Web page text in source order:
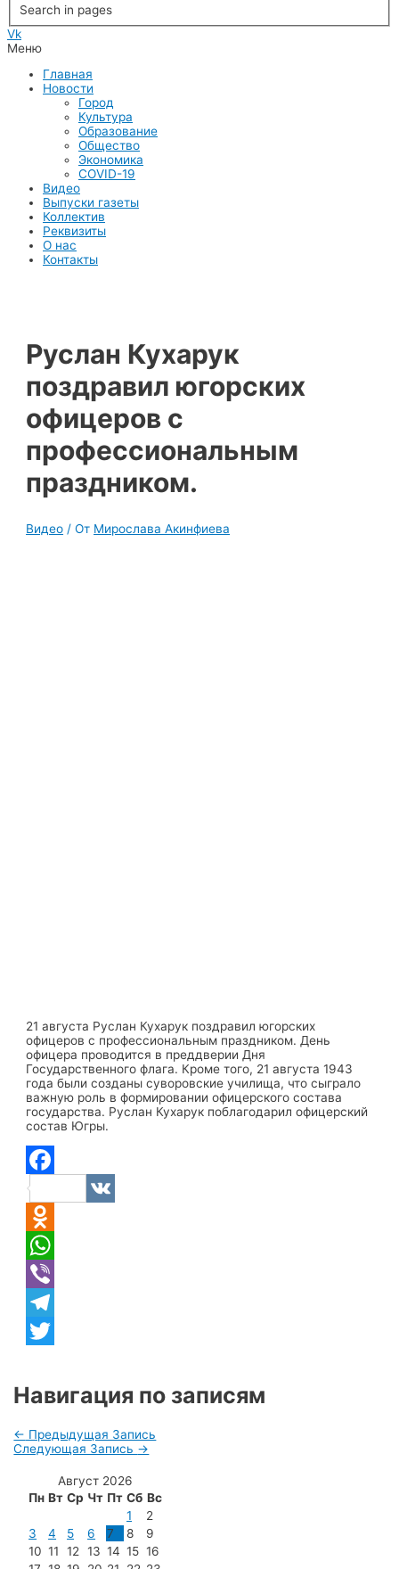
Search in pages
Vk
Меню
Главная
Новости
Город
Культура
Образование
Общество
Экономика
COVID-19
Видео
Выпуски газеты
Коллектив
Реквизиты
О нас
Контакты
Руслан Кухарук
поздравил югорских
офицеров с
профессиональным
праздником.
Видео / От Мирослава Акинфиева
21 августа Руслан Кухарук поздравил югорских
офицеров с профессиональным праздником. День
офицера проводится в преддверии Дня
Государственного флага. Кроме того, 21 августа 1943
года были созданы суворовские училища, что сыграло
важную роль в формировании офицерского состава
государства. Руслан Кухарук поблагодарил офицерский
состав Югры.
Facebook
VK
Odnoklassniki
WhatsApp
Viber
Telegram
Навигация по записям
← Предыдущая Запись
Следующая Запись →
Август 2026
Пн Вт Ср Чт Пт Сб Вс
1
2
3
4 5 6 7 8
9
10 11 12 13 14 15 16